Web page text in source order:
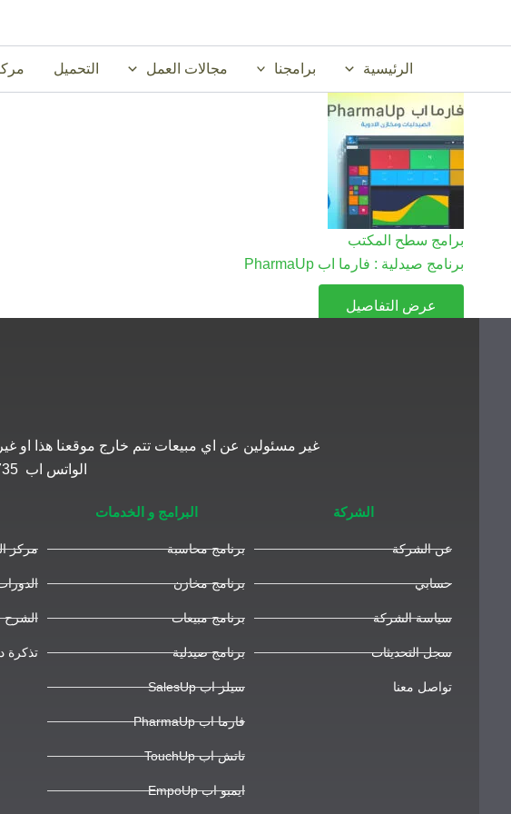
الرئيسية برامجنا مجالات العمل التحميل
برامج سطح المكتب
برنامج صيدلية : فارما اب PharmaUp​
عرض التفاصيل
غير مسئولين عن اي مبيعات تتم خارج موقعنا هذا او
الواتس اب 00201122338735 / الايميل contact@vatoce.com
الشركة
عن الشركة
حسابي
سياسة الشركة
سجل التحديثات
تواصل معنا
البرامج و الخدمات
برنامج محاسبة
برنامج مخازن
برنامج مبيعات
برنامج صيدلية
سيلز اب SalesUp
فارما اب PharmaUp
تاتش اب TouchUp
ايمبو اب EmpoUp
مركز
الشرح
تذكرة